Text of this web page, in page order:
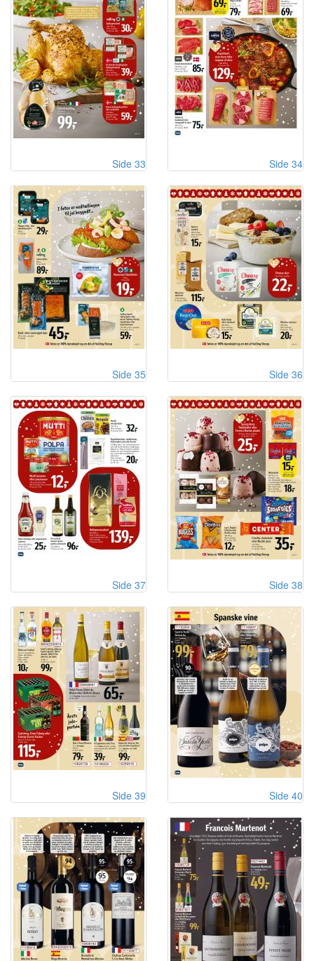
Side 33 Side 34
Side 35 Side 36
Side 37 Side 38
Side 39 Side 40